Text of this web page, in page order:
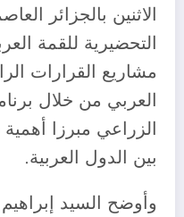
الاثنين بالجزائر
التحضيرية للقمة
مشاريع القرارات
العربي من خلال
الزراعي مبرزا
بين الدول العربية.
وأوضح السيد